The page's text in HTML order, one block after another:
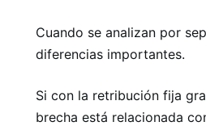
Cuando se analizan por
diferencias importantes.
Si con la retribución fija
brecha está relacionada